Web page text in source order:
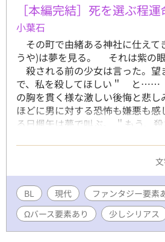
［本編完結］死を選ぶ程
小葉石
その町で由緒ある神社に仕え
うや)は夢を見る。 それは紫の眼
殺される前の少女は言った。望
で、私を殺してほしい＂ と……
の胸を貫く様な激しい後悔と悲
ほどに男に対する恐怖も嫌悪も
る日楓矢は夢で叫ぶ。 ＂もう
恐怖よりも、刀を持つ男の背負
し続けようとする男に… ＊本編
台に話を展開させますがファン
な方は※マークを飛ばしてくだ
ス的なものを出しますが、既存
BL 現代 ファンタジー要素
Ωバース要素あり
少しシリアス